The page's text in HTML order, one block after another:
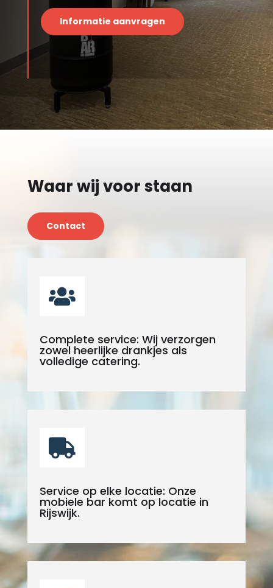
Informatie aanvragen
Waar wij voor staan
Contact

Complete service: Wij verzorgen
zowel heerlijke drankjes als
volledige catering.

Service op elke locatie: Onze
mobiele bar komt op locatie in
Rijswijk.